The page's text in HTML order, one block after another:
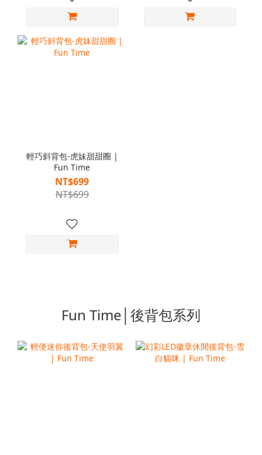
輕巧斜背包-虎妹甜甜圈 |
Fun Time
NT$699
NT$699
Fun Time│後背包系列